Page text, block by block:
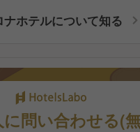
ナホテルについて知る
に問い合わせる(